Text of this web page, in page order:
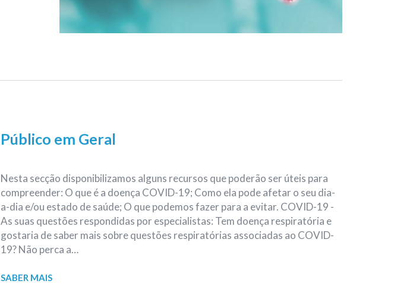
Público em Geral
Nesta secção disponibilizamos alguns recursos que poderão ser úteis para
compreender: O que é a doença COVID-19; Como ela pode afetar o seu dia-
a-dia e/ou estado de saúde; O que podemos fazer para a evitar. COVID-19 -
As suas questões respondidas por especialistas: Tem doença respiratória e
gostaria de saber mais sobre questões respiratórias associadas ao COVID-
19? Não perca a…
SABER MAIS